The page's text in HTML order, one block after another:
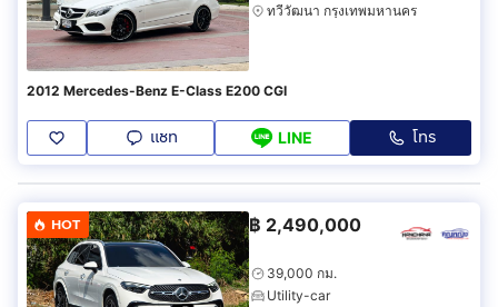
ทวีวัฒนา กรุงเทพมหานคร
2012 Mercedes-Benz E-Class E200 CGI
แชท LINE โทร
HOT ฿ 2,490,000
39,000 กม.
Utility-car